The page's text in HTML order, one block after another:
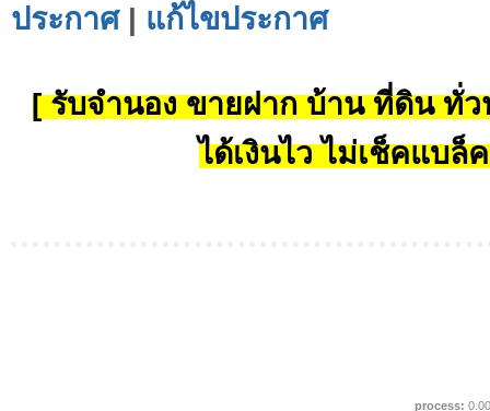
ประกาศ| แก้ไขประกาศ
[ รับจำนอง ขายฝาก บ้าน ที่ดิน ทั่ว
ได้เงินไว ไม่เช็คแบล็
process: